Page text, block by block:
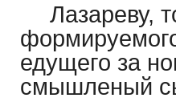
Лазареву,
едущего за
смышленый